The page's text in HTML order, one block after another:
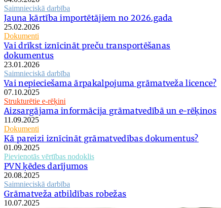
Saimnieciskā darbība
Jauna kārtība importētājiem no 2026.gada
25.02.2026
Dokumenti
Vai drīkst iznīcināt preču transportēšanas
dokumentus
23.01.2026
Saimnieciskā darbība
Vai nepieciešama ārpakalpojuma grāmatveža licence?
07.10.2025
Strukturētie e-rēķini
Aizsargājama informācija grāmatvedībā un e-rēķinos
11.09.2025
Dokumenti
Kā pareizi iznīcināt grāmatvedības dokumentus?
01.09.2025
Pievienotās vērtības nodoklis
PVN ķēdes darījumos
20.08.2025
Saimnieciskā darbība
Grāmatveža atbildības robežas
10.07.2025